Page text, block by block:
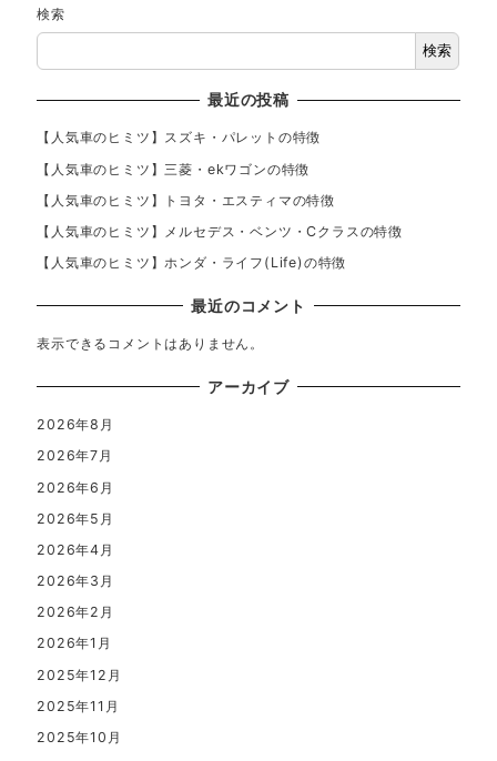
検索
検索
最近の投稿
【人気車のヒミツ】スズキ・パレットの特徴
【人気車のヒミツ】三菱・ekワゴンの特徴
【人気車のヒミツ】トヨタ・エスティマの特徴
【人気車のヒミツ】メルセデス・ベンツ・Cクラスの特徴
【人気車のヒミツ】ホンダ・ライフ(Life)の特徴
最近のコメント
表示できるコメントはありません。
アーカイブ
2026年8月
2026年7月
2026年6月
2026年5月
2026年4月
2026年3月
2026年2月
2026年1月
2025年12月
2025年11月
2025年10月